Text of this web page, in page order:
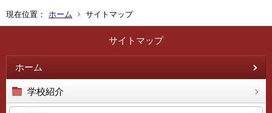
現在位置： ホーム サイトマップ
サイトマップ
ホーム
学校紹介